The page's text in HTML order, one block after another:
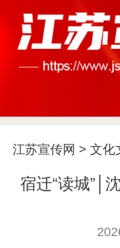
信息公开
江苏宣传网 > 文化
宿迁“读城”│